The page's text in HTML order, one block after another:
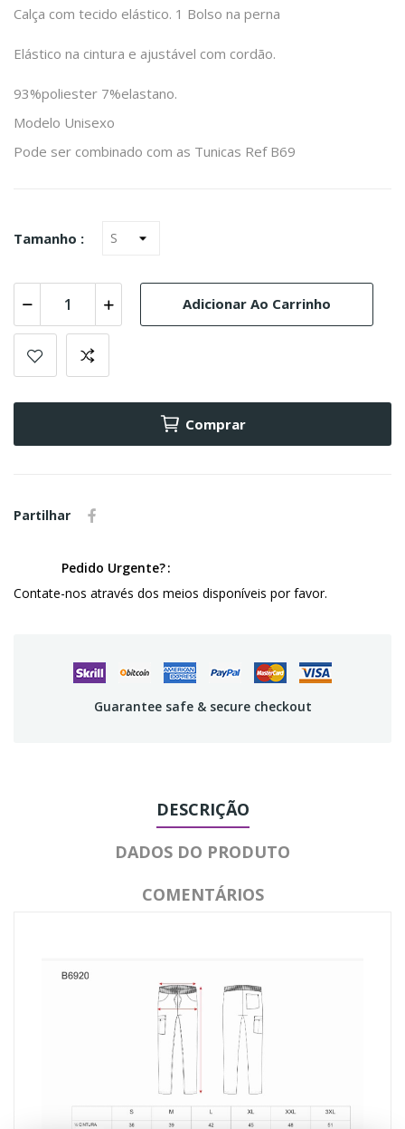
Calça com tecido elástico. 1 Bolso na perna
Elástico na cintura e ajustável com cordão.
93%poliester 7%elastano.
Modelo Unisexo
Pode ser combinado com as Tunicas Ref B69
Tamanho :
Adicionar Ao Carrinho
Comprar
Partilhar
Pedido Urgente?
Contate-nos através dos meios disponíveis por favor.
Guarantee safe & secure checkout
DESCRIÇÃO
DADOS DO PRODUTO
COMENTÁRIOS